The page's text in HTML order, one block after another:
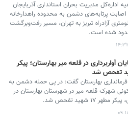
اداره‌کل مدیریت بحران استانداری آذربایجان
پرتابه‌های دشمن به محدوده راهدارخانه
در ۹۰ کیلومتری آزادراه تبریز به تهران، مسیر رفت‌وبرگشت
شده است.
آواربرداری در قلعه میر بهارستان؛ پیکر
بهارستان گفت: در پی حمله دشمن به
شهرک قلعه میر در شهرستان بهارستان در
۱۷ شهید تفحص شد.